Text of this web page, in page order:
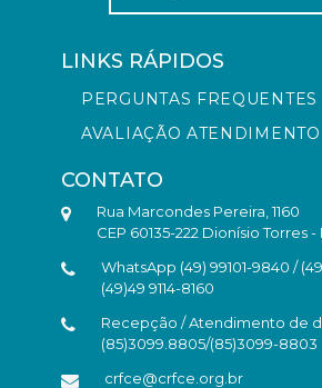
LINKS RÁPIDOS
PERGUNTAS FREQUENTES
AVALIAÇÃO ATENDIMENTO
CONTATO
Rua Marcondes Pereira, 1160
CEP 60135-222 Dionísio Torres
WhatsApp (49) 99101-9840 / (49)
(49)49 9114-8160
Recepção / Atendimento de
(85)3099.8805/(85)3099-8803
crfce@crfce.org.br